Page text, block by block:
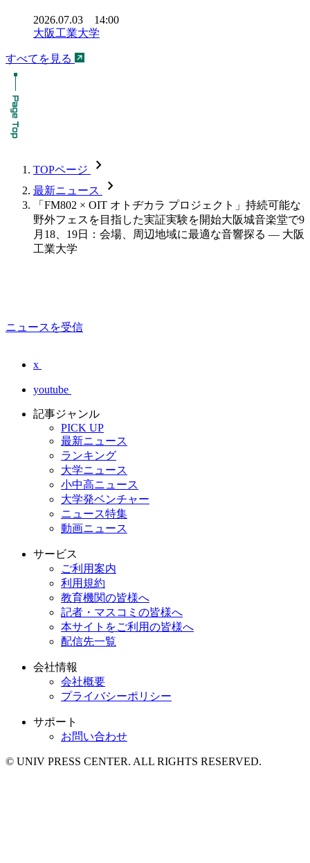
2026.07.03 14:00
大阪工業大学
すべてを見る
TOPページ chevron_forward
最新ニュース chevron_forward
「FM802 × OIT オトヂカラ プロジェクト」持続可能な
野外フェスを目指した実証実験を開始大阪城音楽堂で9
月18、19日：会場、周辺地域に最適な音響探る — 大阪
工業大学
ニュースを受信
x
youtube
記事ジャンル
PICK UP
最新ニュース
ランキング
大学ニュース
小中高ニュース
大学発ベンチャー
ニュース特集
動画ニュース
サービス
ご利用案内
利用規約
教育機関の皆様へ
記者・マスコミの皆様へ
本サイトをご利用の皆様へ
配信先一覧
会社情報
会社概要
プライバシーポリシー
サポート
お問い合わせ
© UNIV PRESS CENTER. ALL RIGHTS RESERVED.